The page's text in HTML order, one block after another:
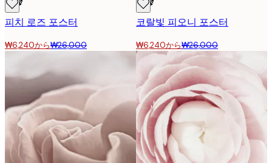
피치 로즈 포스터
₩6,240から₩26,000
코랄빛 피오니 포스터
₩6,240から₩26,000